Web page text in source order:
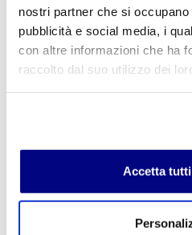
nostri partner che si
pubblicità e social media, i
con altre informazioni che ha
raccolto dal suo utilizzo dei
Accetta
Unità didattica 9
organizzazioni
Europea (UE)